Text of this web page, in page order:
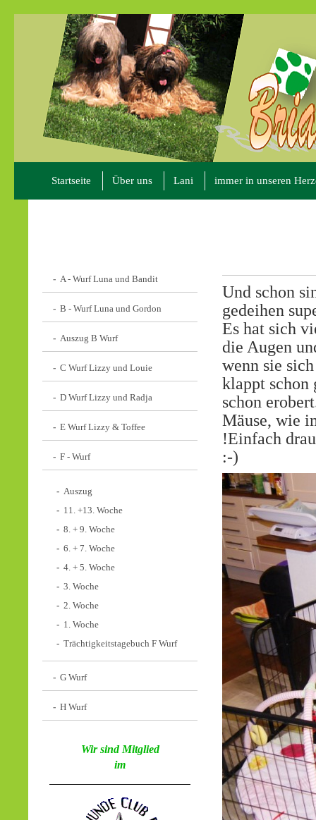
Startseite Über uns Lani immer in unseren
A - Wurf Luna und Bandit
B - Wurf Luna und Gordon
Auszug B Wurf
C Wurf Lizzy und Louie
D Wurf Lizzy und Radja
E Wurf Lizzy & Toffee
F - Wurf
Auszug
11. +13. Woche
8. + 9. Woche
6. + 7. Woche
4. + 5. Woche
3. Woche
2. Woche
1. Woche
Trächtigkeitstagebuch F Wurf
G Wurf
H Wurf
Wir sind Mitglied
im
Und schon
gedeihen
Es hat sich
die Augen
wenn sie
klappt schon
schon
Mäuse, wie
!Einfach
:-)